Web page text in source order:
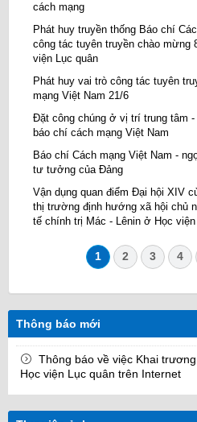
cách mạng
Phát huy truyền thống Báo chí
công tác tuyên truyền chào mừng
viện Lục quân
Phát huy vai trò công tác tuyên
mạng Việt Nam 21/6
Đặt công chúng ở vị trí trung tâm
báo chí cách mạng Việt Nam
Báo chí Cách mạng Việt Nam -
tư tưởng của Đảng
Vận dụng quan điểm Đại hội XIV
thị trường định hướng xã hội chủ
tế chính trị Mác - Lênin ở Học
1 2 3 4
Thông báo mới
Thông báo về việc Khai
Học viện Lục quân trên Internet